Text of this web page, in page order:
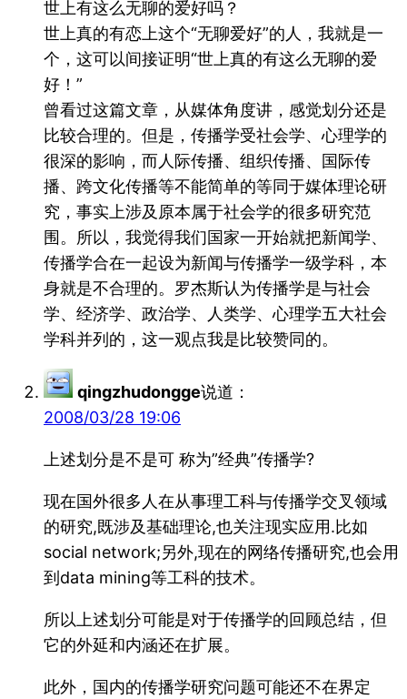
世上有这么无聊的爱好吗？
世上真的有恋上这个“无聊爱好”的人，我就是一
个，这可以间接证明“世上真的有这么无聊的爱
好！”
曾看过这篇文章，从媒体角度讲，感觉划分还是
比较合理的。但是，传播学受社会学、心理学的
很深的影响，而人际传播、组织传播、国际传
播、跨文化传播等不能简单的等同于媒体理论研
究，事实上涉及原本属于社会学的很多研究范
围。所以，我觉得我们国家一开始就把新闻学、
传播学合在一起设为新闻与传播学一级学科，本
身就是不合理的。罗杰斯认为传播学是与社会
学、经济学、政治学、人类学、心理学五大社会
学科并列的，这一观点我是比较赞同的。
qingzhudongge说道：
2008/03/28 19:06
上述划分是不是可 称为”经典”传播学?
现在国外很多人在从事理工科与传播学交叉领域
的研究,既涉及基础理论,也关注现实应用.比如
social network;另外,现在的网络传播研究,也会用
到data mining等工科的技术。
所以上述划分可能是对于传播学的回顾总结，但
它的外延和内涵还在扩展。
此外，国内的传播学研究问题可能还不在界定